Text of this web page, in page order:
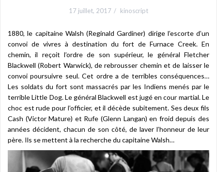
17 juillet, 2017 kinoscript
1880, le capitaine Walsh (Reginald Gardiner) dirige l’escorte d’un
convoi de vivres à destination du fort de Furnace Creek. En
chemin, il reçoit l’ordre de son supérieur, le général Fletcher
Blackwell (Robert Warwick), de rebrousser chemin et de laisser le
convoi poursuivre seul. Cet ordre a de terribles conséquences…
Les soldats du fort sont massacrés par les Indiens menés par le
terrible Little Dog. Le général Blackwell est jugé en cour martial. Le
choc est rude pour l’officier, et il décède subitement. Ses deux fils
Cash (Victor Mature) et Rufe (Glenn Langan) en froid depuis des
années décident, chacun de son côté, de laver l’honneur de leur
père. Ils se mettent à la recherche du capitaine Walsh…